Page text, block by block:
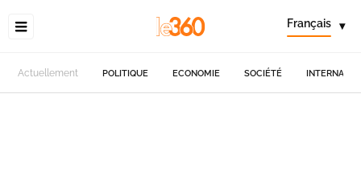
Français ▾
Actuellement POLITIQUE ECONOMIE SOCIÉTÉ